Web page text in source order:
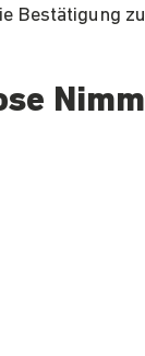
Bestätigung